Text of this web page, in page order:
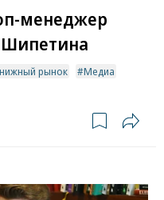
менеджер
Шипетина
рынок
Медиа